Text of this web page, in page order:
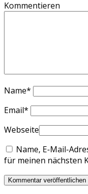
Kommentieren
Name*
Email*
Webseite
Name, E-Mail-
für meinen nächsten